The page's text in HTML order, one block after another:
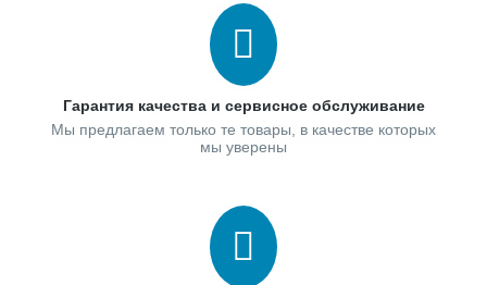
Гарантия качества и сервисное обслуживание
Мы предлагаем только те товары, в качестве которых
мы уверены